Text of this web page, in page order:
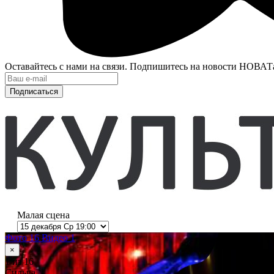
Оставайтесь с нами на связи. Подпишитесь на новости
Подписаться
Малая сцена
Фото 16Видео 1
×
1из 16